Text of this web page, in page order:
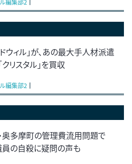
編集部2
ドウィル」が、あの最大手人材派遣
クリスタル」を買収
編集部2
奥多摩町の管理費流用問題で
員の自殺に疑問の声も